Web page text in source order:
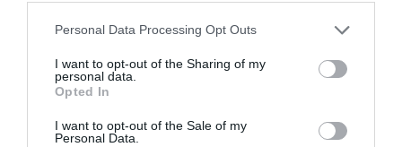
Please note that this website/app uses one or more Google
not limited to your visit or usage behaviour. You may click to
grant or deny consent to Google and its third-party tags to
use your data for below specified purposes in below Google
consent section.
Personal Data Processing Opt Outs
I want to opt-out of the Sharing of my
personal data.
Opted In
I want to opt-out of the Sale of my
Personal Data.
hogy erre most szükség van, különben elgurulna a
gyógyszerem. Általában 5 perc is elég itt, kisimulok és
utána minden mehet tovább” – árulta el Czutor-Kilián
Zsanett a Sláger Reggel műsorvezetőinek, Pordán
Petrának és Viktorin Tamásnak.